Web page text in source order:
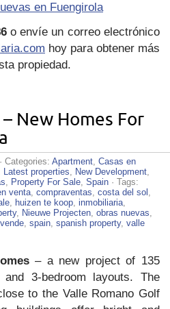
en Fuengirola
o envíe un correo electrónico
hoy para obtener más
propiedad.
New Homes For
· Categories: Apartment, Casas en
Latest properties, New Development,
, Property For Sale, Spain · Tags:
venta, compraventas, costa del sol ,
, huizen te koop, inmobiliaria,
, Nieuwe Projecten, obras nuevas,
, spain, spanish property, valle
– a new project of 135
3-bedroom layouts. The
to the Valle Romano Golf